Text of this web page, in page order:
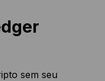
sem seu